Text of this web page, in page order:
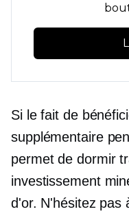
Si le fait de
supplémentaire
permet de dormir
investissement
d'or. N'hésitez pas